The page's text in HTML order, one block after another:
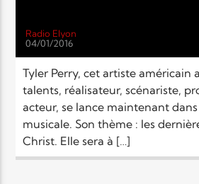
Radio Elyon
04/01/2016
Tyler Perry, cet artiste américain
talents, réalisateur, scénariste,
acteur, se lance maintenant
musicale. Son thème : les
Christ. Elle sera à […]